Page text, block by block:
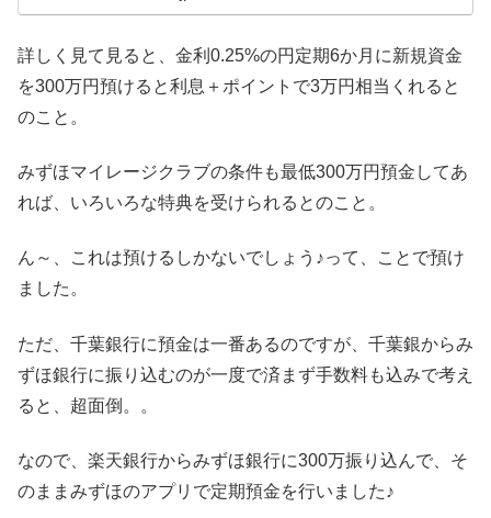
詳しく見て見ると、金利0.25%の円定期6か月に新規資金
を300万円預けると利息＋ポイントで3万円相当くれると
のこと。
みずほマイレージクラブの条件も最低300万円預金してあ
れば、いろいろな特典を受けられるとのこと。
ん～、これは預けるしかないでしょう♪って、ことで預け
ました。
ただ、千葉銀行に預金は一番あるのですが、千葉銀からみ
ずほ銀行に振り込むのが一度で済まず手数料も込みで考え
ると、超面倒。。
なので、楽天銀行からみずほ銀行に300万振り込んで、そ
のままみずほのアプリで定期預金を行いました♪